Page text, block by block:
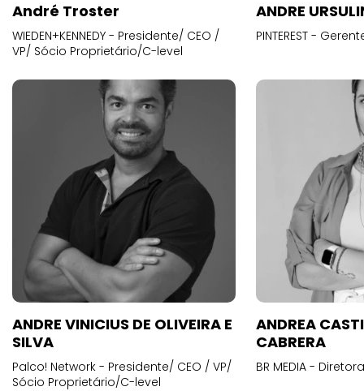
André Troster
WIEDEN+KENNEDY - Presidente/ CEO /
VP/ Sócio Proprietário/C-level
ANDRE
PINTEREST -
ANDRE VINICIUS DE OLIVEIRA E
SILVA
Palco! Network - Presidente/ CEO / VP/
Sócio Proprietário/C-level
ANDREA
CABRERA
BR MEDIA -